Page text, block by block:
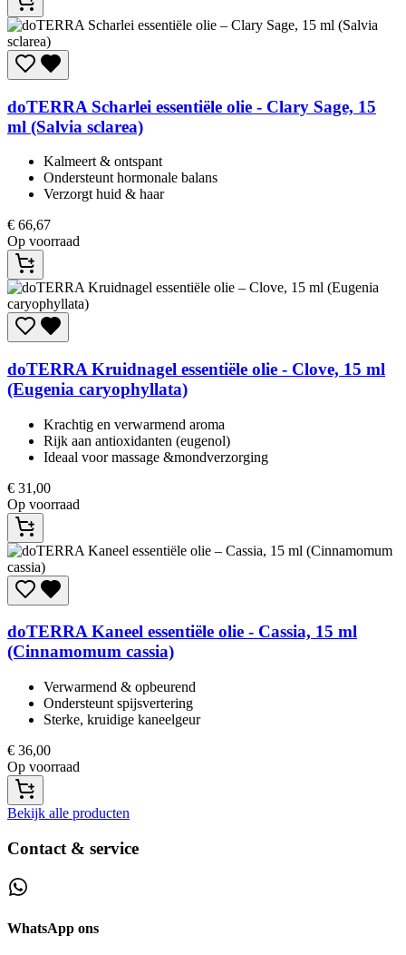
doTERRA Scharlei essentiële olie - Clary Sage, 15
ml (Salvia sclarea)
Kalmeert & ontspant​
Ondersteunt hormonale balans​
Verzorgt huid & haar​
€ 66,67
Op voorraad
doTERRA Kruidnagel essentiële olie - Clove, 15 ml
(Eugenia caryophyllata)
Krachtig en verwarmend aroma
Rijk aan antioxidanten (eugenol)
Ideaal voor massage &mondverzorging
€ 31,00
Op voorraad
doTERRAKaneel essentiële olie - Cassia, 15 ml
(Cinnamomum cassia)
Verwarmend & opbeurend​
Ondersteunt spijsvertering​
Sterke, kruidige kaneelgeur​
€ 36,00
Op voorraad
Bekijk alle producten
Contact & service
WhatsApp ons